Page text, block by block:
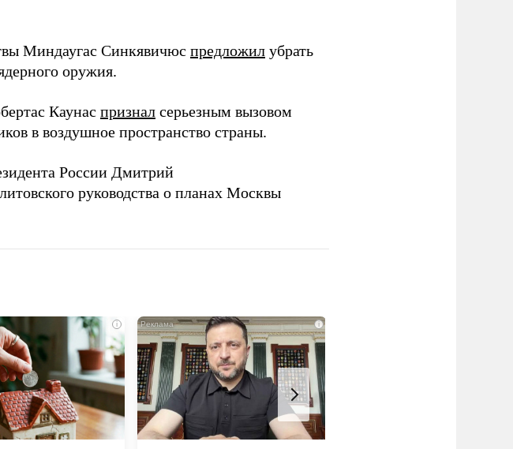
Миндаугас Синкявичюс предложил убрать
оружия.
Каунас признал серьезным вызовом
в воздушное пространство страны.
России Дмитрий
руководства о планах Москвы
i i